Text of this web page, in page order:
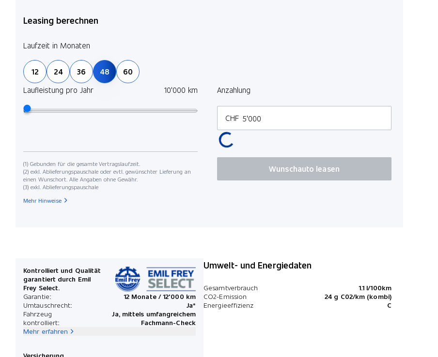
Leasing berechnen
Laufzeit in Monaten
12 24 36 48
60
Laufleistung pro Jahr
10'000 km Anzahlung
CHF
(1) Gebunden für die gesamte Vertragslaufzeit.
(2) exkl. Ablieferungspauschale oder evtl. gewünschter Lieferung an
einen Wunschort. Alle Angaben ohne Gewähr.
(3) exkl. Ablieferungspauschale
Wunschauto leasen
Mehr Hinweise
Kontrolliert und Qualität
garantiert durch Emil
Frey Select.
Garantie:
12 Monate / 12'000 km
Umtauschrecht:
Ja*
Fahrzeug
kontrolliert:
Ja, mittels umfangreichem
Fachmann-Check
Mehr erfahren
Umwelt- und Energiedaten
Gesamtverbrauch
1.1 l/100km
CO2-Emission
24 g C02/km (kombi)
Energieeffizienz
C